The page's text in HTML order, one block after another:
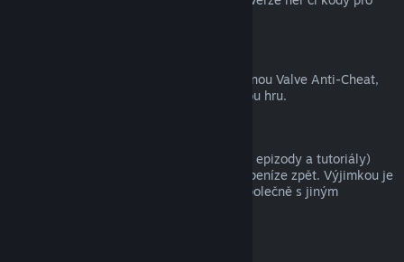
Pokud je uživatel ve hře zabanován ochranou Valve Anti-Cheat,
přichází o právo na vrácení peněz za danou hru.
Za videa (tedy filmy, krátké filmy, seriály, epizody a tutoriály)
zakoupená ve službě Steam nelze získat peníze zpět. Výjimkou je
případ, kdy bylo video součástí balíčku společně s jiným